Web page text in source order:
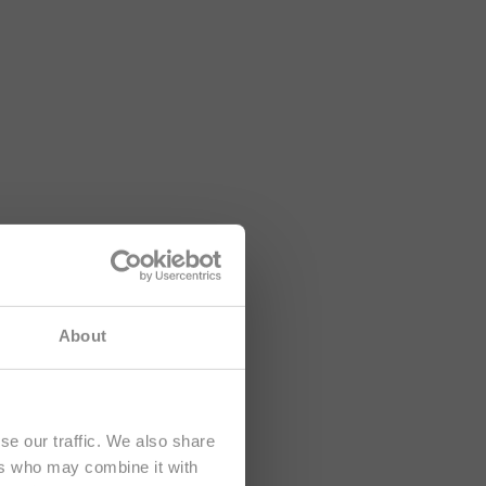
About
our traffic. We also share
who may combine it with